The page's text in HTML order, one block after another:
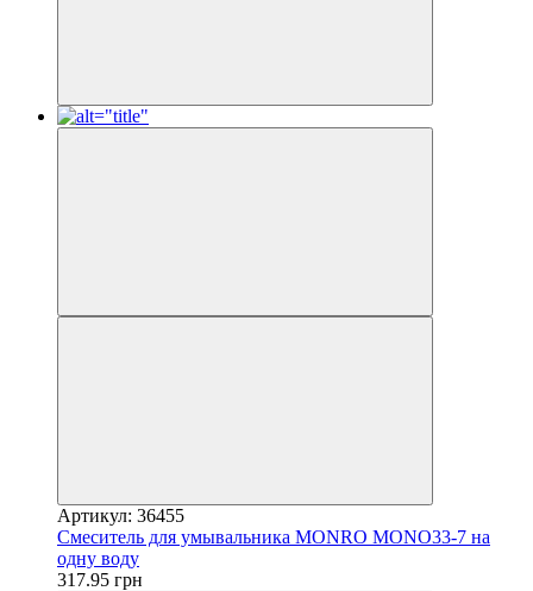
Артикул: 36455
Смеситель для умывальника MONRO MONO33-7 на
одну воду
317.95 грн